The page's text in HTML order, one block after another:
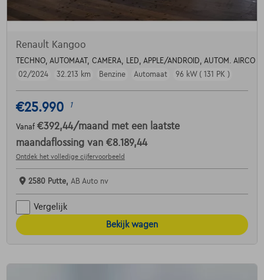
Renault Kangoo
TECHNO, AUTOMAAT, CAMERA, LED, APPLE/ANDROID, AUTOM. AIRCO
02/2024
32.213 km Benzine Automaat 96 kW ( 131 PK )
€25.990 1
Vanaf €392,44/maand met een laatste
maandaflossing van €8.189,44
Ontdek het volledige cijfervoorbeeld
2580 Putte, AB Auto nv
Vergelijk
Bekijk wagen